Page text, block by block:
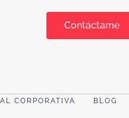
Contáctame
CORPORATIVA BLOG